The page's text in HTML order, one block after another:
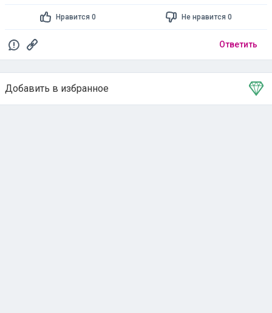
Нравится 0 Не нравится 0
Ответить
Добавить в избранное
Тема в избранном